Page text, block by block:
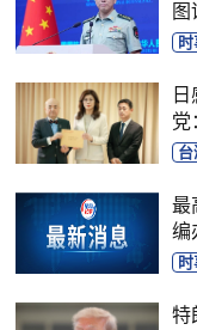
图
党
台
最
编
特